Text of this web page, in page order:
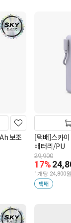
보조
[택배]스카
배터리/PU
29,900
17%
1개당 24,800원
택배